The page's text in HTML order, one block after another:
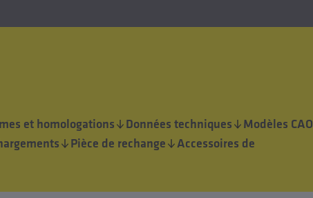
et homologations Données techniques
Modèles CAO
Pièce de rechange Accessoires de